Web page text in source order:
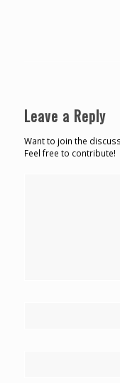
Leave a Reply
Want to join the
Feel free to contribute!